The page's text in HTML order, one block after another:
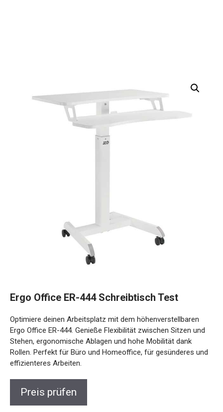
Ergo Office ER-444 Schreibtisch Test
Optimiere deinen Arbeitsplatz mit dem höhenverstellbaren
Ergo Office ER-444. Genieße Flexibilität zwischen Sitzen und
Stehen, ergonomische Ablagen und hohe Mobilität dank
Rollen. Perfekt für Büro und Homeoffice, für gesünderes und
effizienteres Arbeiten.
Preis prüfen